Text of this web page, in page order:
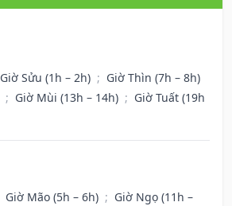
Giờ Sửu (1h – 2h) ; Giờ Thìn (7h – 8h)
; Giờ Mùi (13h – 14h) ; Giờ Tuất (19h
Giờ Mão (5h – 6h) ; Giờ Ngọ (11h –